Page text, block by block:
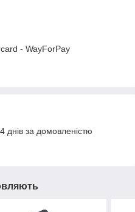
- WayForPay
днів за домовленістю